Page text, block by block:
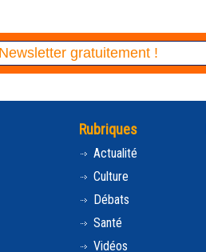
Rubriques
Actualité
Culture
Débats
Santé
Vidéos